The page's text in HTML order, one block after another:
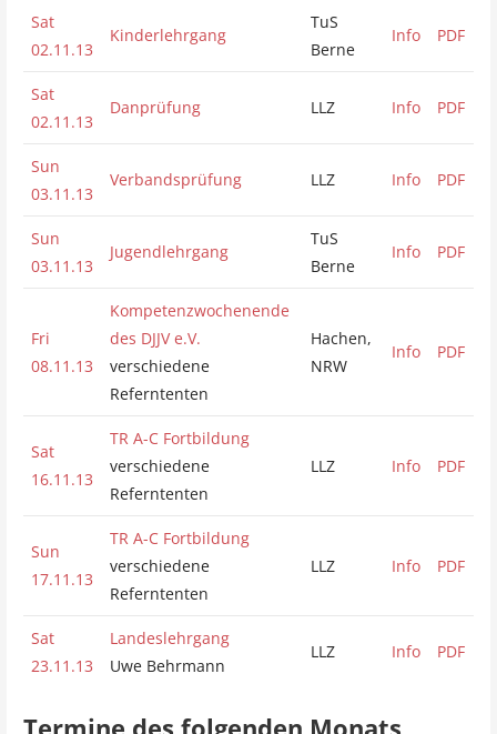
Sat
02.11.13
Kinderlehrgang
TuS
Berne
Info PDF
Sat
02.11.13
Danprüfung LLZ Info PDF
Sun
03.11.13
Verbandsprüfung LLZ Info PDF
Sun
03.11.13
Jugendlehrgang
TuS
Berne
Info PDF
Fri
08.11.13
Kompetenzwochenende
des DJJV e.V.
verschiedene
Referntenten
Hachen,
NRW
Info PDF
Sat
16.11.13
TR A-C Fortbildung
verschiedene
Referntenten
LLZ Info PDF
Sun
17.11.13
TR A-C Fortbildung
verschiedene
Referntenten
LLZ Info PDF
Sat
23.11.13
Landeslehrgang
Uwe Behrmann
LLZ Info PDF